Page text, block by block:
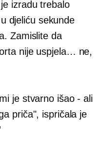
izradu trebalo
djeliću sekunde
Zamislite da
nije uspjela… ne,
je stvarno išao - ali
priča", ispričala je